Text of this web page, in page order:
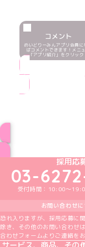
コメント
めいどりーみんアプリ会員に
ばコメントできます！メニ
「アプリ紹介」をクリック
め
採用応
03-
受付時間：10:00～
お問い合わせ
恐れ入りますが、採用応募に
除き、その他のお問い合わせ
合わせフォームよりご連絡を